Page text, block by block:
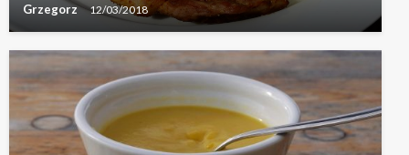
Grzegorz 12/03/2018